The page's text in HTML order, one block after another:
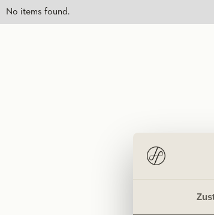
No items found.